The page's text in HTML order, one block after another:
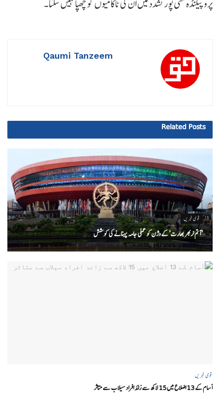
پروپیگنڈہ منی پور تشدد میں ان کی ناکامیوں کو چھپا نہیں سکتا۔
Qaumi Tanzeem
Related Posts
قومی خبریں
‘ آتم نربھر بھارت’ کے وژن کو عملی جامہ پہنانے کی کوشش
قومی خبریں
آسام کے 13 اضلاع میں 15 لاکھ سے زائد افراد سیلاب سے متاثر